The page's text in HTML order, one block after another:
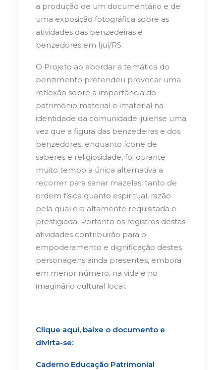
a produção de um documentário e de
uma exposição fotográfica sobre as
atividades das benzedeiras e
benzedores em Ijuí/RS.
O Projeto ao abordar a temática do
benzimento pretendeu provocar uma
reflexão sobre a importância do
patrimônio material e imaterial na
identidade da comunidade ijuiense uma
vez que a figura das benzedeiras e dos
benzedores, enquanto ícone de
saberes e religiosidade, foi durante
muito tempo a única alternativa a
recorrer para sanar mazelas, tanto de
ordem física quanto espiritual, razão
pela qual era altamente requisitada e
prestigiada. Portanto os registros destas
atividades contribuirão para o
empoderamento e dignificação destes
personagens ainda presentes, embora
em menor número, na vida e no
imaginário cultural local.
Clique aqui, baixe o documento e
divirta-se:
Caderno Educação Patrimonial